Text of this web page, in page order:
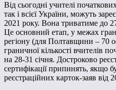
Від сьогодні учителі
так і всієї України, можуть
2021 року. Вона триватиме до
Це основний етап, у межах
регіону (для Полтавщини – 70
граничної кількості вчителів
на 28-31 січня. Достроково
сертифікації припинять, якщо
реєстраційних карток-заяв від